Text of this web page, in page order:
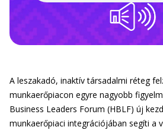
A leszakadó, inaktív társadalmi réteg
munkaerőpiacon egyre nagyobb
Business Leaders Forum (HBLF) új
munkaerőpiaci integrációjában segíti a